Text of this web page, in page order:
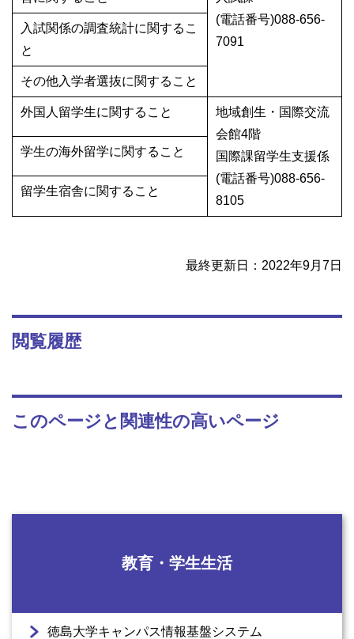
(電話番号)088-656-
7091
入試関係の調査統計に関するこ
と
その他入学者選抜に関すること
外国人留学生に関すること
地域創生・国際交流
会館4階
国際課留学生支援係
(電話番号)088-656-
8105
学生の海外留学に関すること
留学生宿舎に関すること
最終更新日：2022年9月7日
閲覧履歴
このページと関連性の高いページ
教育・学生生活
徳島大学キャンパス情報基盤システム